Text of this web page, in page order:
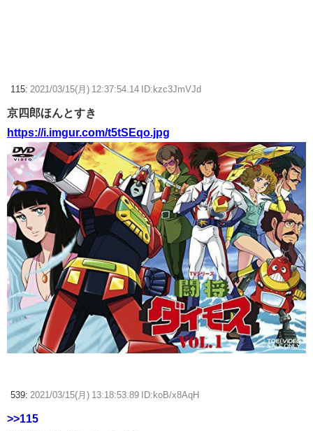
115: 2021/03/15(月) 12:37:54.14 ID:kzc3JmVJd
京四郎ほんとすき
https://i.imgur.com/t5tSEqo.jpg
539: 2021/03/15(月) 13:18:53.89 ID:koB/x8AqH
>>115